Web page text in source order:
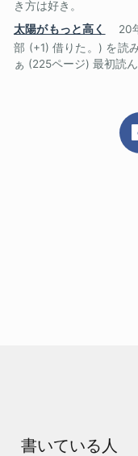
き方は好き。
太陽がもっと高く
20
部 (+1) 借りた。) を読
ぁ (225ページ) 最初読
書いている人